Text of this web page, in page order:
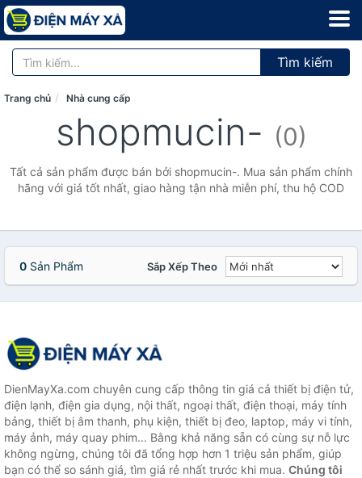
Tìm kiếm
Trang chủ Nhà cung cấp
shopmucin- (0)
Tất cả sản phẩm được bán bởi shopmucin-. Mua sản phẩm chính
hãng với giá tốt nhất, giao hàng tận nhà miễn phí, thu hộ COD
0 Sản Phẩm Sắp Xếp Theo
DienMayXa.com chuyên cung cấp thông tin giá cả thiết bị điện tử,
điện lạnh, điện gia dụng, nội thất, ngoại thất, điện thoại, máy tính
bảng, thiết bị âm thanh, phụ kiện, thiết bị đeo, laptop, máy vi tính,
máy ảnh, máy quay phim... Bằng khả năng sẵn có cùng sự nỗ lực
không ngừng, chúng tôi đã tổng hợp hơn 1 triệu sản phẩm, giúp
bạn có thể so sánh giá, tìm giá rẻ nhất trước khi mua. Chúng tôi